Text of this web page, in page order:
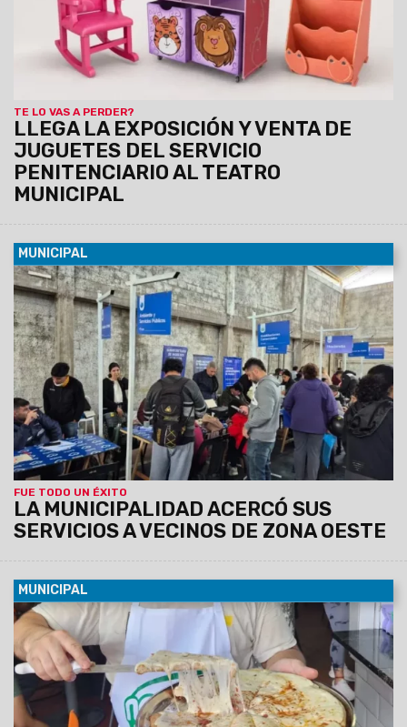
TE LO VAS A PERDER?
LLEGA LA EXPOSICIÓN Y VENTA DE
JUGUETES DEL SERVICIO
PENITENCIARIO AL TEATRO
MUNICIPAL
MUNICIPAL
FUE TODO UN ÉXITO
LA MUNICIPALIDAD ACERCÓ SUS
SERVICIOS A VECINOS DE ZONA OESTE
09/08/2026 Esta mañana se realizó una nueva edición de
"La Muni en tu Barrio" en el Club Deportivo de Solís Pizarro,
donde los vecinos pudieron realizar trámites y gestiones
municipales y provinciales. Además, se desarrolló un
operativo de discapacidad para facilitar el acceso al
Certificado Único de Discapacidad (CUD) y otras
prestaciones.
MUNICIPAL
08/08/2026
Empanadas, tamales, humitas, locro, pizzas,
milanesas, minutas y muchas otras especialidades forman
parte de una amplia oferta de comidas caseras que invita a
salteños y turistas a disfrutar de los sabores de siempre a
precios accesibles.